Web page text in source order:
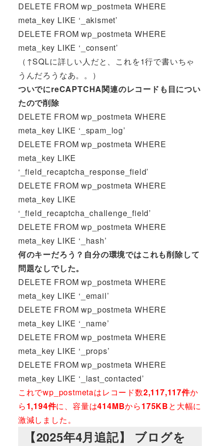
DELETE FROM wp_postmeta WHERE
meta_key LIKE ‘_akismet’
DELETE FROM wp_postmeta WHERE
meta_key LIKE ‘_consent’
（↑SQLに詳しい人だと、これを1行で書いちゃ
うんだろうなあ。。）
ついでにreCAPTCHA関連のレコードも目につい
たので削除
DELETE FROM wp_postmeta WHERE
meta_key LIKE ‘_spam_log’
DELETE FROM wp_postmeta WHERE
meta_key LIKE
‘_field_recaptcha_response_field’
DELETE FROM wp_postmeta WHERE
meta_key LIKE
‘_field_recaptcha_challenge_field’
DELETE FROM wp_postmeta WHERE
meta_key LIKE ‘_hash’
何のキーだろう？自分の環境ではこれも削除して
問題なしでした。
DELETE FROM wp_postmeta WHERE
meta_key LIKE ‘_email’
DELETE FROM wp_postmeta WHERE
meta_key LIKE ‘_name’
DELETE FROM wp_postmeta WHERE
meta_key LIKE ‘_props’
DELETE FROM wp_postmeta WHERE
meta_key LIKE ‘_last_contacted’
これでwp_postmetaはレコード数2,117,117件か
ら1,194件に、容量は414MBから175KBと大幅に
激減しました。
【2025年4月追記】 ブログを